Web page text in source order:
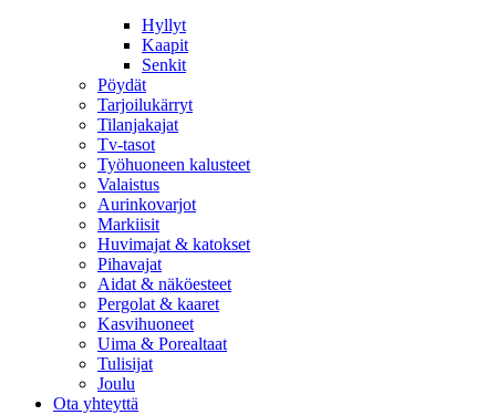
Hyllyt
Kaapit
Senkit
Pöydät
Tarjoilukärryt
Tilanjakajat
Tv-tasot
Työhuoneen kalusteet
Valaistus
Aurinkovarjot
Markiisit
Huvimajat & katokset
Pihavajat
Aidat & näköesteet
Pergolat & kaaret
Kasvihuoneet
Uima & Porealtaat
Tulisijat
Joulu
Ota yhteyttä